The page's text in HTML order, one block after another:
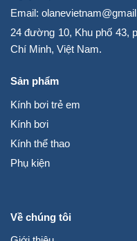
Email:
24 đường 10, Khu phố 43,
Chí Minh, Việt Nam.
Sản phẩm
Kính bơi trẻ em
Kính bơi
Kính thể thao
Phụ kiện
Về chúng tôi